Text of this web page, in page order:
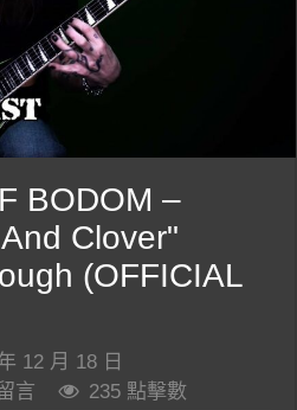
BODOM –
Clover"
(OFFICIAL
12 月 18 日
言 235 點擊數